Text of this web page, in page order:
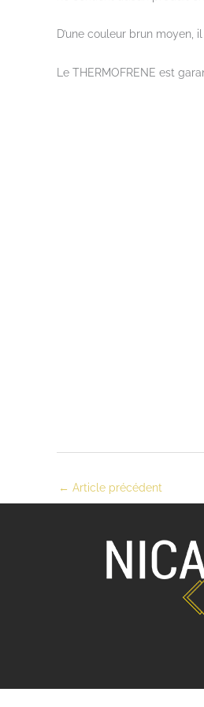
D’une couleur brun
Le THERMOFRENE est
← Article précédent